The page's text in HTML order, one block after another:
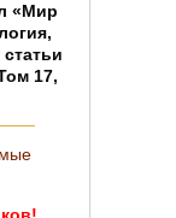
«Мир
17,